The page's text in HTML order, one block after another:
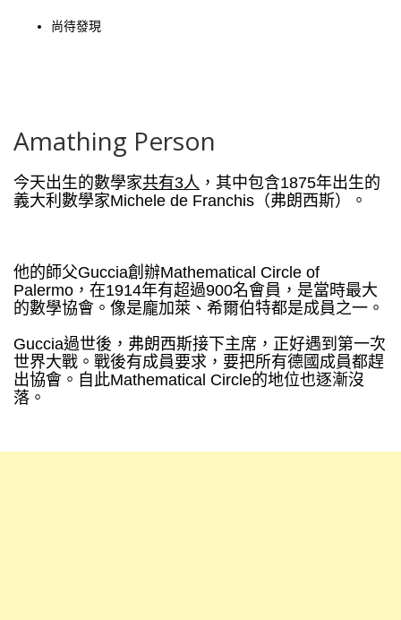
尚待發現
Amathing Person
今天出生的數學家共有3人 ，其中包含1875年出生的
義大利數學家Michele de Franchis（弗朗西斯）。
他的師父Guccia創辦Mathematical Circle of
Palermo，在1914年有超過900名會員，是當時最大
的數學協會。像是龐加萊、希爾伯特都是成員之一。
Guccia過世後，弗朗西斯接下主席，正好遇到第一次
世界大戰。戰後有成員要求，要把所有德國成員都趕
出協會。自此Mathematical Circle的地位也逐漸沒
落。